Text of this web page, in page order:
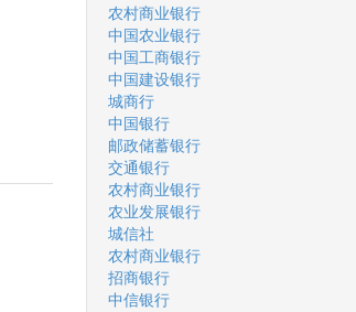
农村商业银行
中国农业银行
中国工商银行
中国建设银行
城商行
中国银行
邮政储蓄银行
交通银行
农村商业银行
农业发展银行
城信社
农村商业银行
招商银行
中信银行